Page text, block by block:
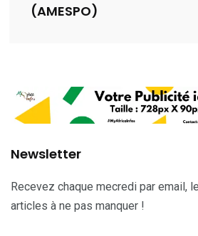
(AMESPO)
Newsletter
Recevez chaque mecredi par email,
articles à ne pas manquer !